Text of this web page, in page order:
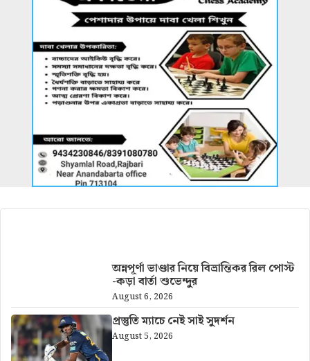
অন্নপূর্ণা ভাণ্ডার নিয়ে বিভ্রান্তিকর রিল পোস্ট
-কড়া বার্তা শুভেন্দুর
August 6, 2026
প্রস্তুতি ম্যাচে নেই সাই সুদর্শন
August 5, 2026